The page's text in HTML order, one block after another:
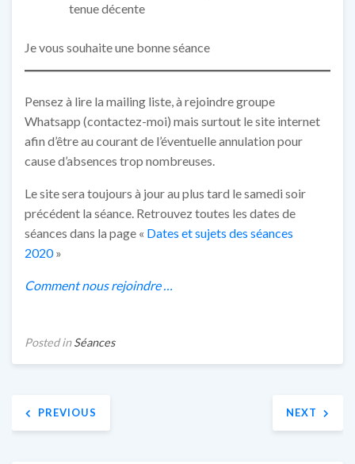
tenue décente
Je vous souhaite une bonne séance
Pensez à lire la mailing liste, à rejoindre groupe
Whatsapp (contactez-moi) mais surtout le site internet
afin d’être au courant de l’éventuelle annulation pour
cause d’absences trop nombreuses.
Le site sera toujours à jour au plus tard le samedi soir
précédent la séance. Retrouvez toutes les dates de
séances dans la page « Dates et sujets des séances
2020»
Comment nous rejoindre …
Posted inSéances
de
PREVIOUS NEXT